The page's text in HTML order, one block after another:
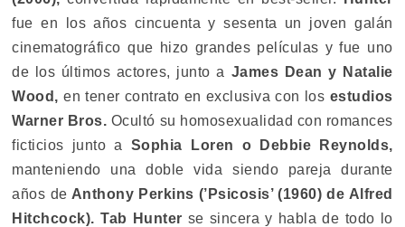
fue en los años cincuenta y sesenta un joven galán
cinematográfico que hizo grandes películas y fue uno
de los últimos actores, junto a James Dean y Natalie
Wood,en tener contrato en exclusiva con los estudios
Warner Bros. Ocultó su homosexualidad con romances
ficticios junto a
Sophia Loren o Debbie Reynolds,
manteniendo una doble vida siendo pareja durante
años de Anthony Perkins (’Psicosis’ (1960) de Alfred
Hitchcock). Tab Hunter se sincera y habla de todo lo